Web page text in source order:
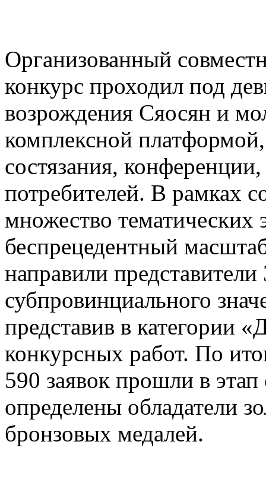
Организованный
конкурс проходил под
возрождения Сяосян и
комплексной
состязания,
потребителей. В рамках
множество тематических
беспрецедентный
направили
субпровинциального
представив в категории
конкурсных работ. По
590 заявок прошли в
определены обладатели
бронзовых медалей.